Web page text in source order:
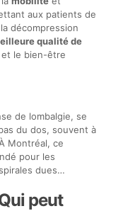
aux patients de
décompression
qualité de
le bien-être
de lombalgie, se
du dos, souvent à
Montréal, ce
pour les
dues…
peut